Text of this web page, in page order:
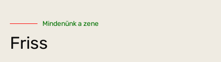
Mindenünk a zene
Friss